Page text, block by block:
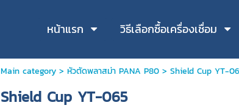
หน้าแรก วิธีเลือกซื้อเครื่องเชื่อม
Main category> หัวตัดพลาสม่า PANA P80> Shield Cup YT-
Shield Cup YT-065